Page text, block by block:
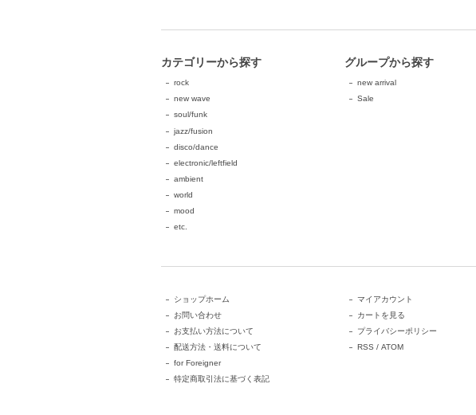
カテゴリーから探す
rock
new wave
soul/funk
jazz/fusion
disco/dance
electronic/leftfield
ambient
world
mood
etc.
グループから探す
new arrival
Sale
ショップホーム
お問い合わせ
お支払い方法について
配送方法・送料について
for Foreigner
特定商取引法に基づく表記
マイアカウント
カートを見る
プライバシーポリシー
RSS /ATOM